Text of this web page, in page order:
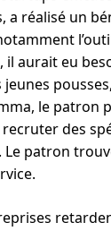
réalisé un
aurait eu
le patron
des
Le patron